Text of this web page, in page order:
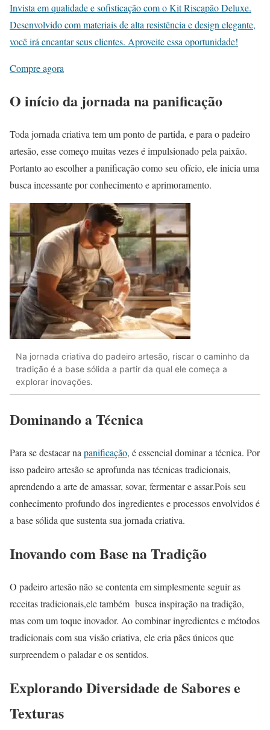
Invista em qualidade e sofisticação com o Kit Riscapão Deluxe.
Desenvolvido com materiais de alta resistência e design elegante,
você irá encantar seus clientes. Aproveite essa oportunidade!
Compre agora
O início da jornada na panificação
Toda jornada criativa tem um ponto de partida, e para o padeiro
artesão, esse começo muitas vezes é impulsionado pela paixão.
Portanto ao escolher a panificação como seu ofício, ele inicia uma
busca incessante por conhecimento e aprimoramento.
Na jornada criativa do padeiro artesão, riscar o caminho da
tradição é a base sólida a partir da qual ele começa a
explorar inovações.
Dominando a Técnica
Para se destacar na panificação, é essencial dominar a técnica. Por
isso padeiro artesão se aprofunda nas técnicas tradicionais,
aprendendo a arte de amassar, sovar, fermentar e assar.Pois seu
conhecimento profundo dos ingredientes e processos envolvidos é
a base sólida que sustenta sua jornada criativa.
Inovando com Base na Tradição
O padeiro artesão não se contenta em simplesmente seguir as
receitas tradicionais,ele também busca inspiração na tradição,
mas com um toque inovador. Ao combinar ingredientes e métodos
tradicionais com sua visão criativa, ele cria pães únicos que
surpreendem o paladar e os sentidos.
Explorando Diversidade de Sabores e
Texturas